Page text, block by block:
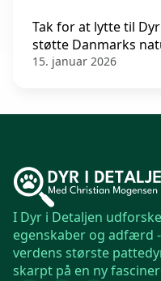
Tak for at lytte til
støtte Danmarks
15. januar 2026
I Dyr i Detaljen
egenskaber og adfærd
verdens største
skarpt på en ny